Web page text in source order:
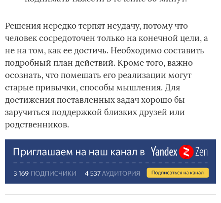
Решения нередко терпят неудачу, потому что
человек сосредоточен только на конечной цели, а
не на том, как ее достичь. Необходимо составить
подробный план действий. Кроме того, важно
осознать, что помешать его реализации могут
старые привычки, способы мышления. Для
достижения поставленных задач хорошо бы
заручиться поддержкой близких друзей или
родственников.